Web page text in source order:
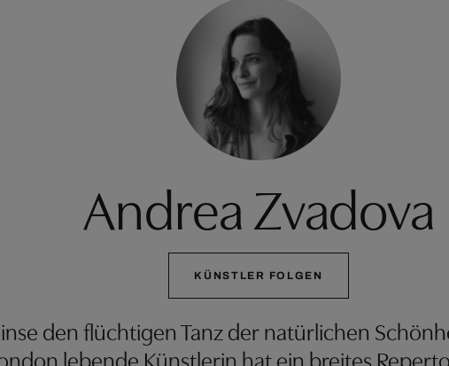
Andrea Zvadova
KÜNSTLER FOLGEN
den flüchtigen Tanz der natürlichen
lebende Künstlerin hat ein breites